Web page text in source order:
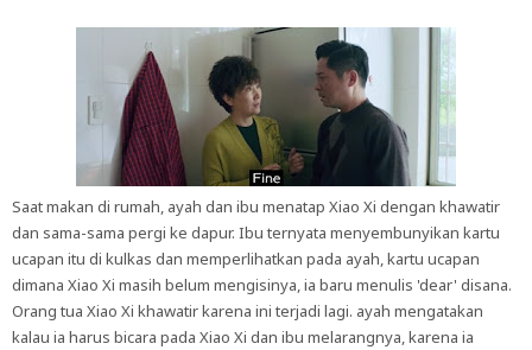
Saat makan di rumah, ayah dan ibu menatap Xiao Xi dengan khawatir
dan sama-sama pergi ke dapur. Ibu ternyata menyembunyikan kartu
ucapan itu di kulkas dan memperlihatkan pada ayah, kartu ucapan
dimana Xiao Xi masih belum mengisinya, ia baru menulis 'dear' disana.
Orang tua Xiao Xi khawatir karena ini terjadi lagi. ayah mengatakan
kalau ia harus bicara pada Xiao Xi dan ibu melarangnya, karena ia